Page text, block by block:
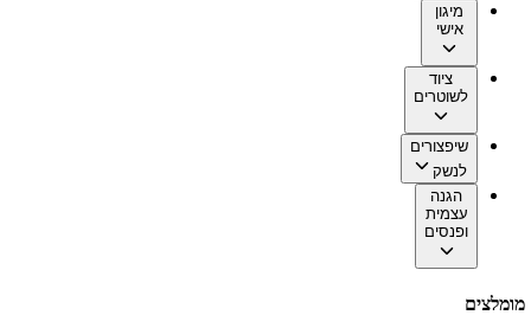
מיגון
אישי
ציוד
לשוטרים
שיפצורים
לנשק
הגנה
עצמית
ופנסים
מומלצים